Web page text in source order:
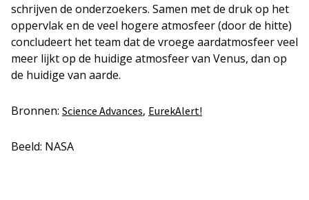
schrijven de onderzoekers. Samen met de druk op het
oppervlak en de veel hogere atmosfeer (door de hitte)
concludeert het team dat de vroege aardatmosfeer veel
meer lijkt op de huidige atmosfeer van Venus, dan op
de huidige van aarde.
Bronnen: Science Advances, EurekAlert!
Beeld: NASA